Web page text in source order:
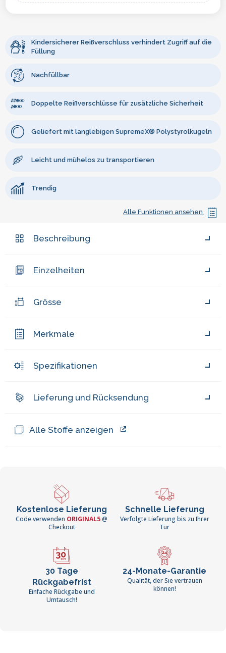
Kindersicherer Reißverschluss verhindert Zugriff auf die
Füllung
Nachfüllbar
Doppelte Reißverschlüsse für zusätzliche Sicherheit
Geliefert mit langlebigen SupremeX® Polystyrolkugeln
Leicht und mühelos zu transportieren
Trendig
Alle Funktionen ansehen
Beschreibung
Einzelheiten
Grösse
Merkmale
Spezifikationen
Lieferung und Rücksendung
Alle Stoffe anzeigen
Kostenlose Lieferung
Code verwenden ORIGINAL5@
Checkout
Schnelle Lieferung
Verfolgte Lieferung bis zu Ihrer
Tür
30 Tage
Rückgabefrist
Einfache Rückgabe und
Umtausch!
24-Monate-Garantie
Qualität, der Sie vertrauen
können!